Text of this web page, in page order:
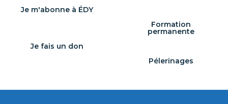
Je m'abonne à ÉDY
Formation
permanente
Je fais un don
Pélerinages